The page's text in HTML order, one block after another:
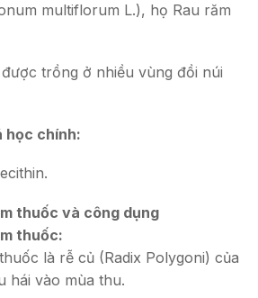
multiflorum L.), họ Rau răm
trồng ở nhiều vùng đồi núi
học chính:
thuốc và công dụng
thuốc:
là rễ củ (Radix Polygoni) của
hái vào mùa thu.